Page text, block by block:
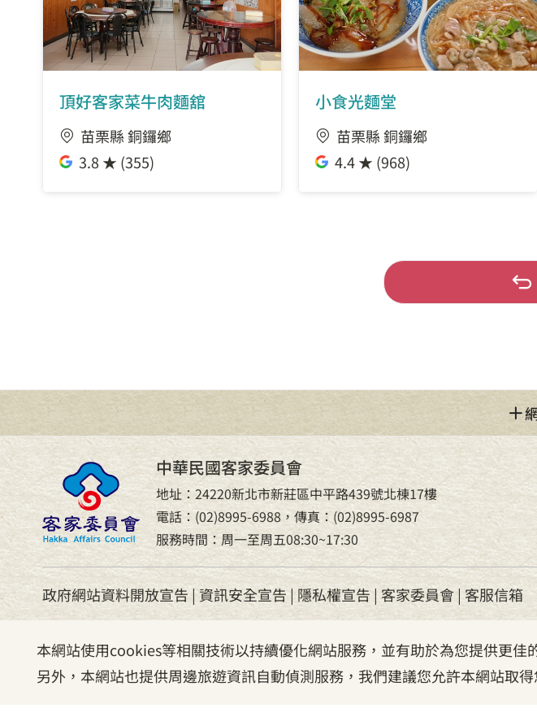
本網站使用cookies等相關技術以持續優化網站服務，並有助於為您提供更
另外，本網站也提供周邊旅遊資訊自動偵測服務，我們建議您允許本網站取
頂好客家菜牛肉麵舘
苗栗縣 銅鑼鄉
3.8 ★ (355)
小食光麵堂
苗栗縣 銅鑼鄉
4.4 ★ (968)
中華民國客家委員會
地址：24220新北市新莊區中平路439號北棟17樓
電話：(02)8995-6988，傳真：(02)8995-6987
服務時間：周一至周五08:30~17:30
政府網站資料開放宣告|資訊安全宣告| 隱私權宣告 | 客家委員會| 客服信箱